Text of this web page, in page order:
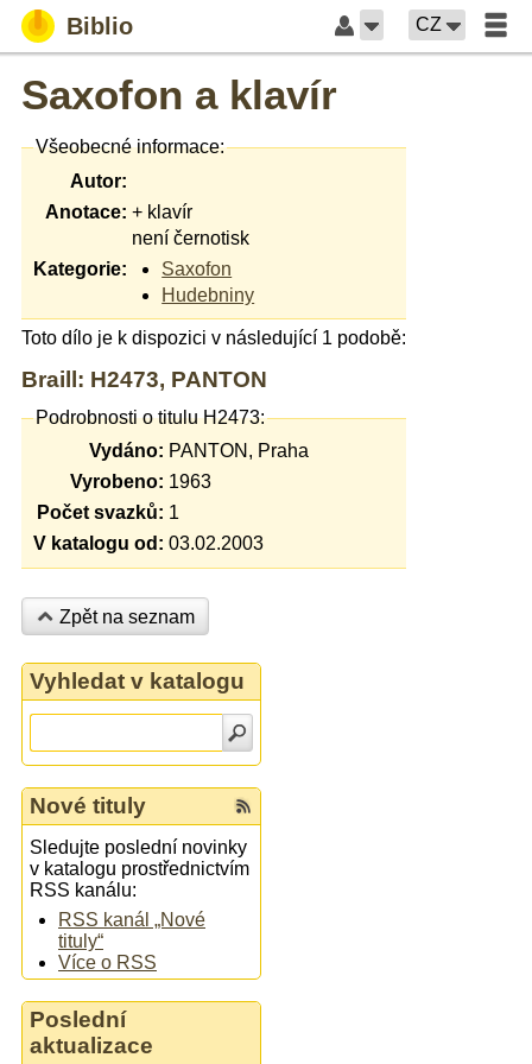
Biblio CZ
Saxofon a klavír
Všeobecné informace:
Autor:
Anotace: + klavír
není černotisk
Kategorie:
Saxofon
Hudebniny
Toto dílo je k dispozici v následující 1 podobě:
Braill: H2473, PANTON
Podrobnosti o titulu H2473:
Vydáno: PANTON, Praha
Vyrobeno: 1963
Počet svazků: 1
V katalogu od: 03.02.2003
Zpět na seznam
Vyhledat v katalogu
Nové tituly
Sledujte poslední novinky
v katalogu prostřednictvím
RSS kanálu:
RSS kanál „Nové
tituly“
Více o RSS
Poslední
aktualizace